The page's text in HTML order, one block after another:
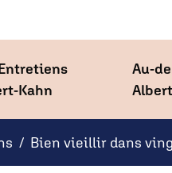
Kahn
Au-
Bien vieillir dans